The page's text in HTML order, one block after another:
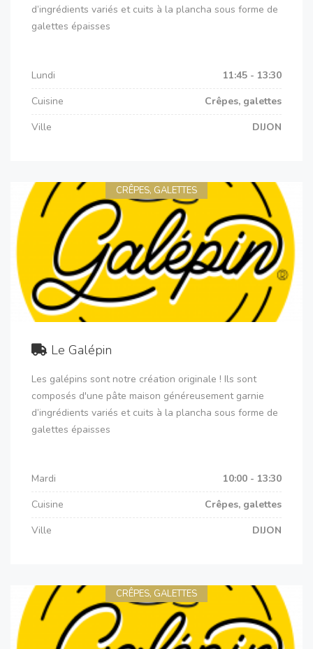
d’ingrédients variés et cuits à la plancha sous forme de
galettes épaisses
Lundi
11:45 - 13:30
Cuisine
Crêpes, galettes
Ville
DIJON
CRÊPES, GALETTES
Le Galépin
Les galépins sont notre création originale ! Ils sont
composés d'une pâte maison généreusement garnie
d’ingrédients variés et cuits à la plancha sous forme de
galettes épaisses
Mardi
10:00 - 13:30
Cuisine
Crêpes, galettes
Ville
DIJON
CRÊPES, GALETTES